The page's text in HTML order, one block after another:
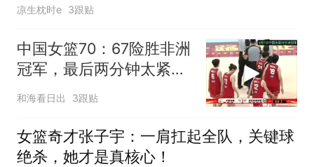
凉生枕时e 3跟贴
中国女篮70：67险胜非洲
冠军，最后两分钟太紧张
了，没有张子宇就输了
和海看日出 3跟贴
女篮奇才张子宇：一肩扛起全队，关键球
绝杀，她才是真核心！